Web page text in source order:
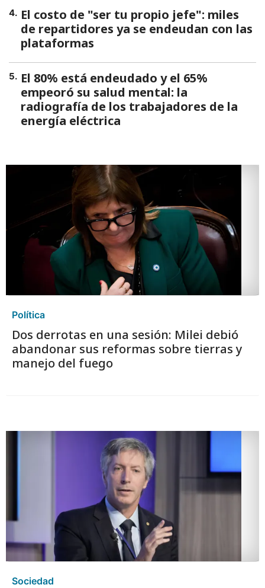
4. El costo de "ser tu propio jefe": miles
de repartidores ya se endeudan con las
plataformas
5. El 80% está endeudado y el 65%
empeoró su salud mental: la
radiografía de los trabajadores de la
energía eléctrica
Política
Dos derrotas en una sesión: Milei debió
abandonar sus reformas sobre tierras y
manejo del fuego
Sociedad